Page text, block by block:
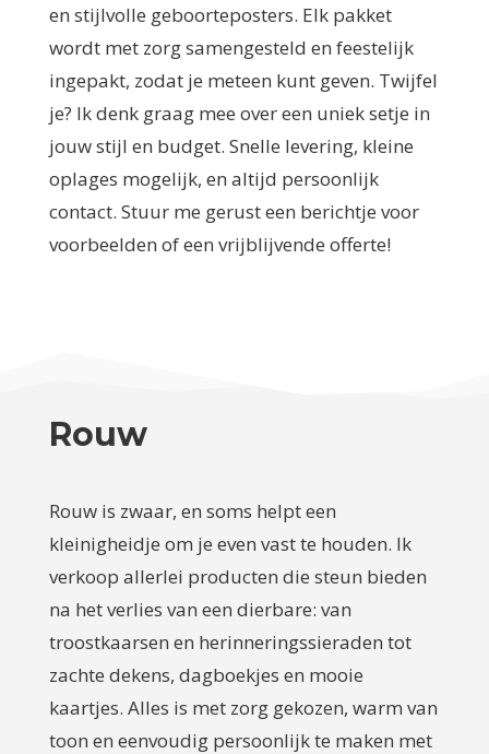
en stijlvolle geboorteposters. Elk pakket
wordt met zorg samengesteld en feestelijk
ingepakt, zodat je meteen kunt geven. Twijfel
je? Ik denk graag mee over een uniek setje in
jouw stijl en budget. Snelle levering, kleine
oplages mogelijk, en altijd persoonlijk
contact. Stuur me gerust een berichtje voor
voorbeelden of een vrijblijvende offerte!
Rouw
Rouw is zwaar, en soms helpt een
kleinigheidje om je even vast te houden. Ik
verkoop allerlei producten die steun bieden
na het verlies van een dierbare: van
troostkaarsen en herinneringssieraden tot
zachte dekens, dagboekjes en mooie
kaartjes. Alles is met zorg gekozen, warm van
toon en eenvoudig persoonlijk te maken met